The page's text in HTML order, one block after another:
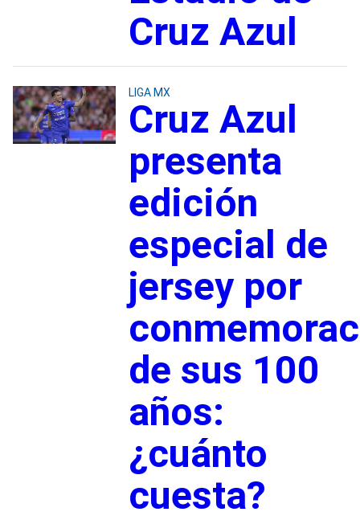
Cruz Azul
LIGA MX
Cruz Azul
presenta
edición
especial de
jersey por
de sus 100
años:
¿cuánto
cuesta?